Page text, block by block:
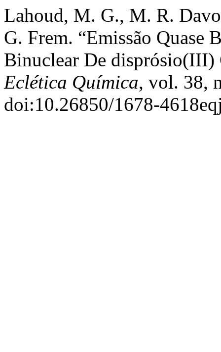
Lahoud, M. G., M. R.
G. Frem. “Emissão Quase
Binuclear De disprósio(III)
Eclética Química, vol. 38,
doi:10.26850/1678-